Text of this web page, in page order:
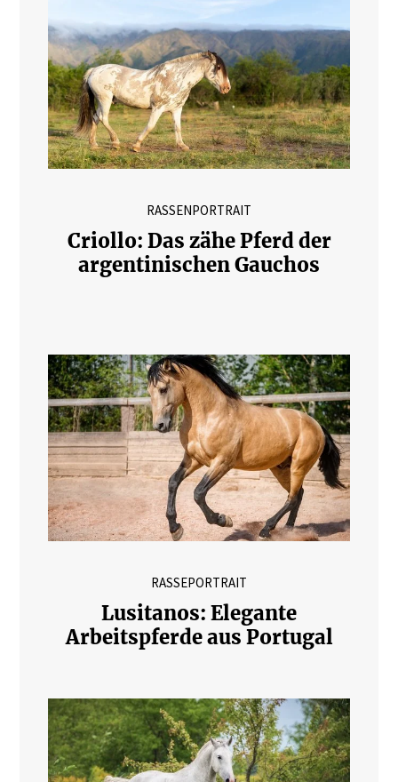
RASSENPORTRAIT
Criollo: Das zähe Pferd der
argentinischen Gauchos
RASSEPORTRAIT
Lusitanos: Elegante
Arbeitspferde aus Portugal